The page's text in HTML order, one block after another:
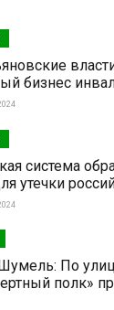
бизнес
система
утечки
По
полк»